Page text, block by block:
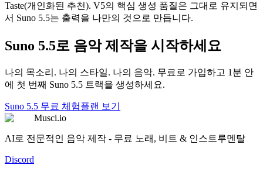
Taste(개인화된 추천). V5의 핵심 생성 품질은 그대로 유지되면
서 Suno 5.5는 출력을 나만의 것으로 만듭니다.
Suno 5.5로 음악 제작을 시작하세요
나의 목소리. 나의 스타일. 나의 음악. 무료로 가입하고 1분 안
에 첫 번째 Suno 5.5 트랙을 생성하세요.
Suno 5.5 무료 체험플랜 보기
Musci.io
AI로 전문적인 음악 제작 - 무료 노래, 비트 & 인스트루멘탈
Discord